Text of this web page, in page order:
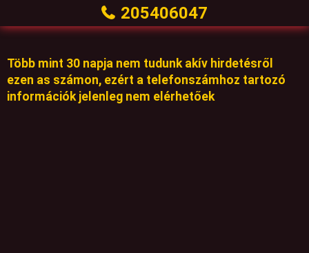
205406047
Több mint 30 napja nem tudunk akív hirdetésről
ezen as számon, ezért a telefonszámhoz tartozó
információk jelenleg nem elérhetőek